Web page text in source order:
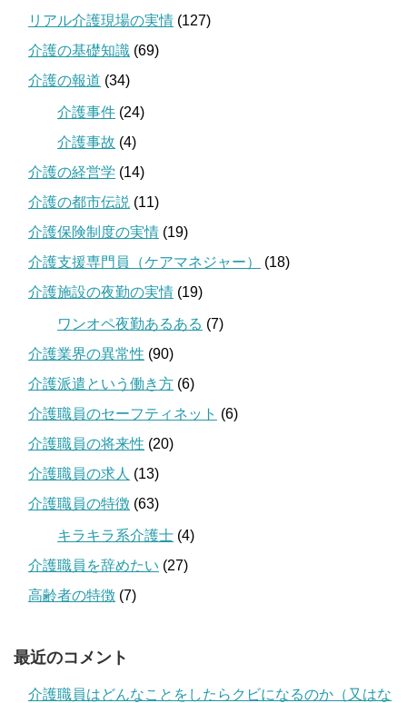
リアル介護現場の実情 (127)
介護の基礎知識 (69)
介護の報道 (34)
介護事件 (24)
介護事故 (4)
介護の経営学 (14)
介護の都市伝説 (11)
介護保険制度の実情 (19)
介護支援専門員（ケアマネジャー）
(18)
介護施設の夜勤の実情 (19)
ワンオペ夜勤あるある (7)
介護業界の異常性 (90)
介護派遣という働き方 (6)
介護職員のセーフティネット (6)
介護職員の将来性 (20)
介護職員の求人 (13)
介護職員の特徴 (63)
キラキラ系介護士 (4)
介護職員を辞めたい (27)
高齢者の特徴 (7)
最近のコメント
介護職員はどんなことをしたらクビになるのか（又はな